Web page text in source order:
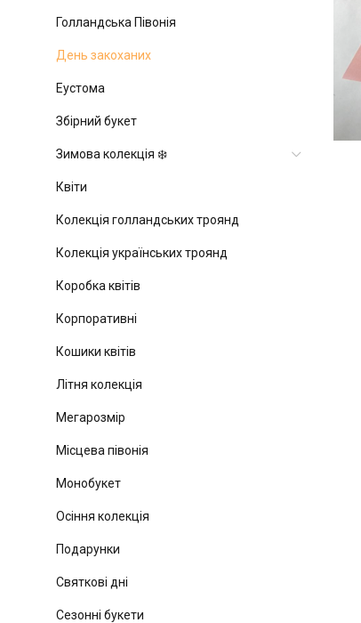
Голландська Півонія
День закоханих
Еустома
Збірний букет
Зимова колекція ❄️
Квіти
Колекція голландських троянд
Колекція українських троянд
Коробка квітів
Корпоративні
Кошики квітів
Літня колекція
Мегарозмір
Місцева півонія
Монобукет
Осіння колекція
Подарунки
Святкові дні
Сезонні букети